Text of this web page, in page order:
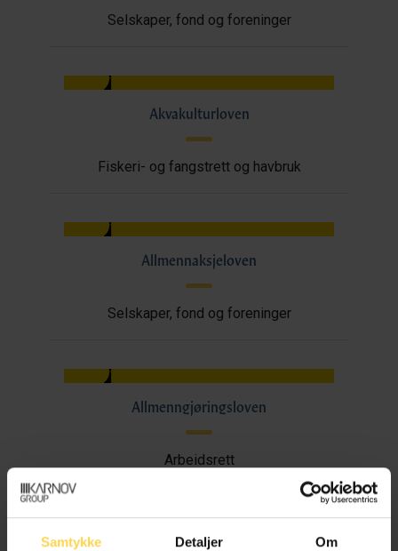
Samtykke Detaljer Om
Selskaper, fond og foreninger
Akvakulturloven
Fiskeri- og fangstrett og havbruk
Allmennaksjeloven
Selskaper, fond og foreninger
Allmenngjøringsloven
Arbeidsrett